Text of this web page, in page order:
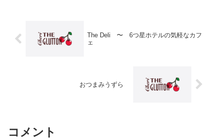
The Deli 〜 6つ星ホテルの気軽なカフ
ェ
おつまみうずら
コメント